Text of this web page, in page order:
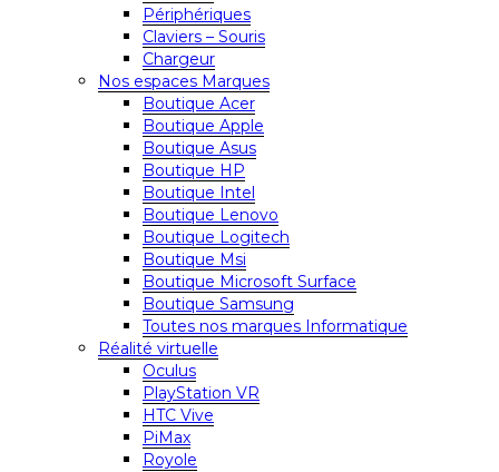
Périphériques
Claviers – Souris
Chargeur
Nos espaces Marques
Boutique Acer
Boutique Apple
Boutique Asus
Boutique HP
Boutique Intel
Boutique Lenovo
Boutique Logitech
Boutique Msi
Boutique Microsoft Surface
Boutique Samsung
Toutes nos marques Informatique
Réalité virtuelle
Oculus
PlayStation VR
HTC Vive
PiMax
Royole